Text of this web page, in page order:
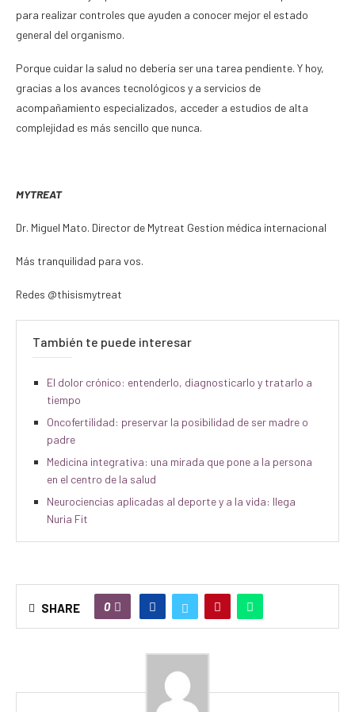
para realizar controles que ayuden a conocer mejor el estado
general del organismo.
Porque cuidar la salud no debería ser una tarea pendiente. Y hoy,
gracias a los avances tecnológicos y a servicios de
acompañamiento especializados, acceder a estudios de alta
complejidad es más sencillo que nunca.
MYTREAT
Dr. Miguel Mato. Director de Mytreat Gestion médica internacional
Más tranquilidad para vos.
Redes @thisismytreat
También te puede interesar
El dolor crónico: entenderlo, diagnosticarlo y tratarlo a
tiempo
Oncofertilidad: preservar la posibilidad de ser madre o
padre
Medicina integrativa: una mirada que pone a la persona
en el centro de la salud
Neurociencias aplicadas al deporte y a la vida: llega
Nuria Fit
SHARE 0